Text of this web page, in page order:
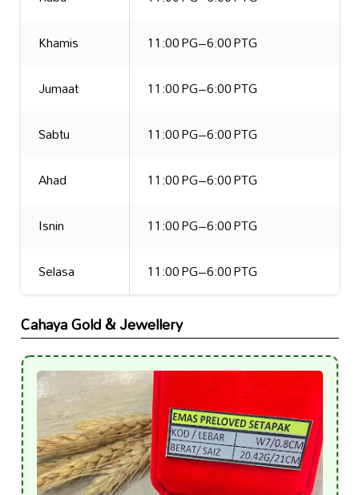
Khamis
11:00 PG–6:00 PTG
Jumaat
11:00 PG–6:00 PTG
Sabtu
11:00 PG–6:00 PTG
Ahad
11:00 PG–6:00 PTG
Isnin
11:00 PG–6:00 PTG
Selasa
11:00 PG–6:00 PTG
Cahaya Gold & Jewellery